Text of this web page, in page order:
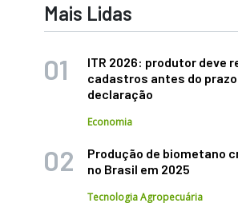
Mais Lidas
ITR 2026: produtor deve
cadastros antes do prazo
declaração
Economia
Produção de biometano
no Brasil em 2025
Tecnologia Agropecuária